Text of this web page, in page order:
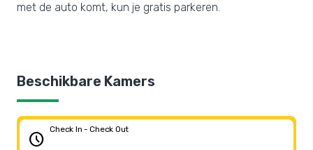
met de auto komt, kun je gratis parkeren.
Beschikbare Kamers
schedule
Check In - Check Out